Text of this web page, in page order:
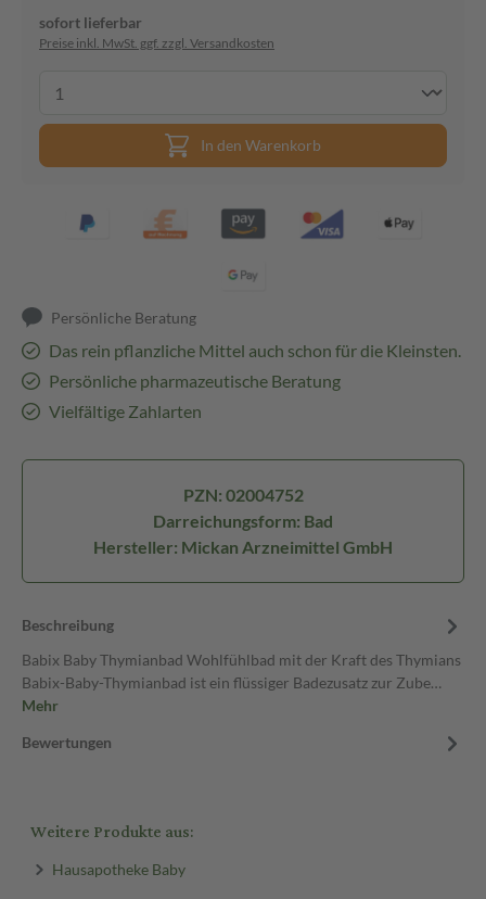
sofort lieferbar
Preise inkl. MwSt. ggf. zzgl. Versandkosten
In den Warenkorb
Persönliche Beratung
Das rein pflanzliche Mittel auch schon für die Kleinsten.
Persönliche pharmazeutische Beratung
Vielfältige Zahlarten
PZN: 02004752
Darreichungsform: Bad
Hersteller: Mickan Arzneimittel GmbH
Beschreibung
Babix Baby Thymianbad Wohlfühlbad mit der Kraft des Thymians
Babix-Baby-Thymianbad ist ein flüssiger Badezusatz zur Zube…
Mehr
Bewertungen
Weitere Produkte aus:
Hausapotheke Baby